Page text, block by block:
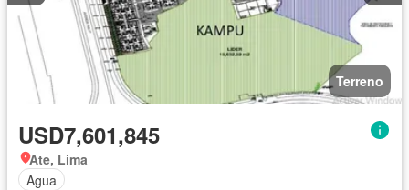
Terreno
USD7,601,845
Ate, Lima
Agua